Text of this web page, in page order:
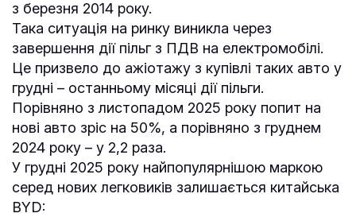
з березня 2014 року.
Така ситуація на ринку виникла через
завершення дії пільг з ПДВ на електромобілі.
Це призвело до ажіотажу з купівлі таких авто у
грудні – останньому місяці дії пільги.
Порівняно з листопадом 2025 року попит на
нові авто зріс на 50%, а порівняно з груднем
2024 року – у 2,2 раза.
У грудні 2025 року найпопулярнішою маркою
серед нових легковиків залишається китайська
BYD: